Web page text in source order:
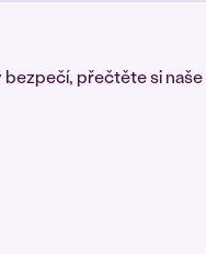
bezpečí, přečtěte si naše